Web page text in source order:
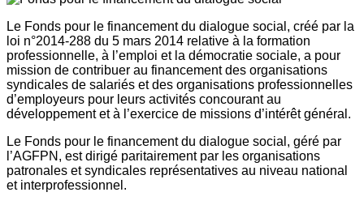
Le Fonds pour le financement du dialogue social, créé par la
loi n°2014-288 du 5 mars 2014 relative à la formation
professionnelle, à l’emploi et la démocratie sociale, a pour
mission de contribuer au financement des organisations
syndicales de salariés et des organisations professionnelles
d’employeurs pour leurs activités concourant au
développement et à l’exercice de missions d’intérêt général.
Le Fonds pour le financement du dialogue social, géré par
l’AGFPN, est dirigé paritairement par les organisations
patronales et syndicales représentatives au niveau national
et interprofessionnel.